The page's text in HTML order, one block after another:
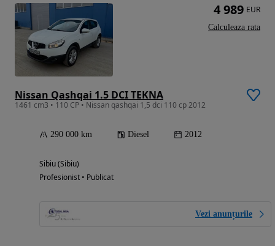
Nissan Qashqai 1.5 DCI TEKNA
1461 cm3 • 110 CP • Nissan qashqai 1,5 dci 110 cp 2012
290 000 km Diesel 2012
Sibiu (Sibiu)
Profesionist • Publicat
Vezi anunțurile
4 989 EUR
Calculeaza rata